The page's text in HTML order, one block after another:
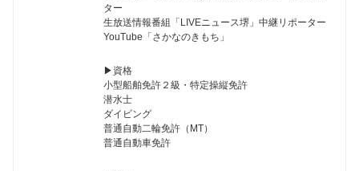
ター
生放送情報番組「LIVEニュース堺」中継リポーター
YouTube「さかなのきもち」
▶︎資格
小型船舶免許２級・特定操縦免許
潜水士
ダイビング
普通自動二輪免許（MT）
普通自動車免許